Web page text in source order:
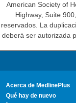
American Society of
Highway, Suite
reservados. La
deberá ser autorizada
Acerca de MedlinePlus
Qué hay de nuevo